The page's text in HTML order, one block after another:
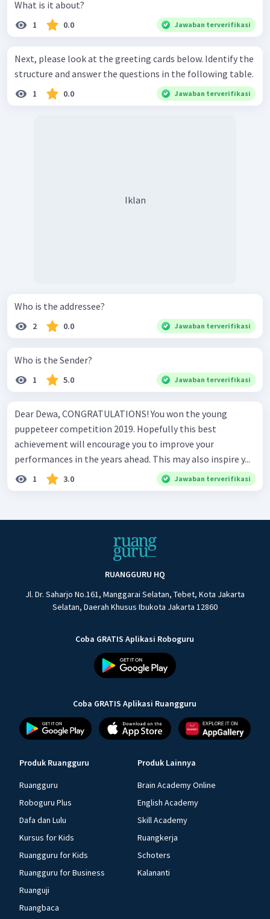
What is it about?
1 0.0 Jawaban terverifikasi
Next, please look at the greeting cards below. Identify the
structure and answer the questions in the following table.
1 0.0 Jawaban terverifikasi
Iklan
Who is the addressee?
2 0.0 Jawaban terverifikasi
Who is the Sender?
1 5.0 Jawaban terverifikasi
Dear Dewa, CONGRATULATIONS! You won the young
puppeteer competition 2019. Hopefully this best
achievement will encourage you to improve your
performances in the years ahead. This may also inspire y...
1 3.0 Jawaban terverifikasi
RUANGGURU HQ
Jl. Dr. Saharjo No.161, Manggarai Selatan, Tebet, Kota Jakarta
Selatan, Daerah Khusus Ibukota Jakarta 12860
Coba GRATIS Aplikasi Roboguru
Coba GRATIS Aplikasi Ruangguru
Produk Ruangguru
Ruangguru
Roboguru Plus
Dafa dan Lulu
Kursus for Kids
Ruangguru for Kids
Ruangguru for Business
Ruanguji
Ruangbaca
Produk Lainnya
Brain Academy Online
English Academy
Skill Academy
Ruangkerja
Schoters
Kalananti